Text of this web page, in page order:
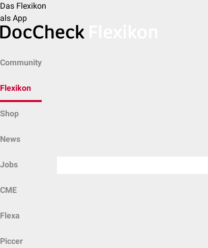
Das Flexikon
als App
Community
Flexikon
Shop
News
Jobs
CME
Flexa
Piccer